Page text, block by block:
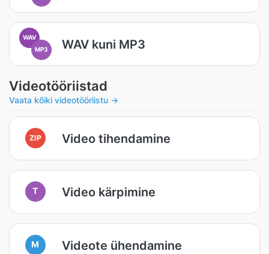
WAV
MP3
WAV kuni MP3
Videotööriistad
Vaata kõiki videotööriistu →
ZIP Video tihendamine
T Video kärpimine
M Videote ühendamine